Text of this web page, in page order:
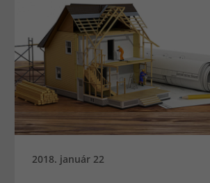
2018. január 22